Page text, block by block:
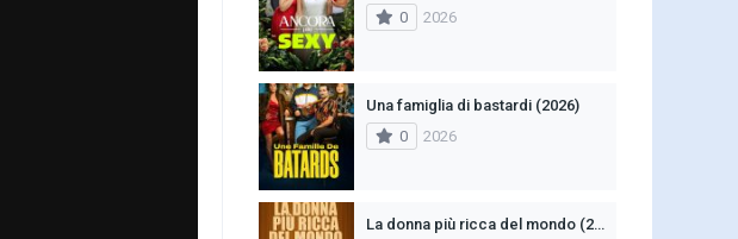
0
2026
Una famiglia di bastardi (2026)
0
2026
La donna più ricca del mondo (2025)